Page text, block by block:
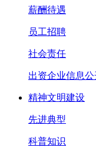
薪酬待遇
员工招聘
社会责任
出资企业信息公
精神文明建设
先进典型
科普知识